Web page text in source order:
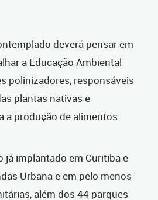
deverá pensar em
a Educação Ambiental
polinizadores, responsáveis
plantas nativas e
a produção de alimentos.
já implantado em Curitiba e
Urbana e em pelo menos
além dos 44 parques